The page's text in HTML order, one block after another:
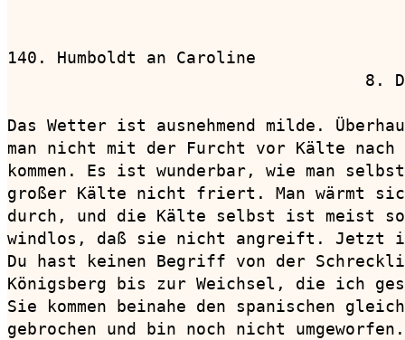
140. Humboldt an Caroline
8.
Das Wetter ist ausnehmend milde.
man nicht mit der Furcht vor Kälte nach
kommen. Es ist wunderbar, wie man
großer Kälte nicht friert. Man wärmt
durch, und die Kälte selbst ist meist
windlos, daß sie nicht angreift. Jetzt
Du hast keinen Begriff von der
Königsberg bis zur Weichsel, die ich
Sie kommen beinahe den spanischen
gebrochen und bin noch nicht